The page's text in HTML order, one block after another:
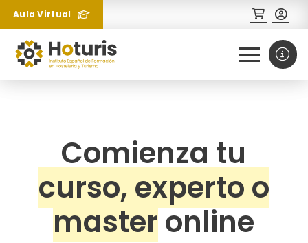
Aula Virtual
Comienza tu
curso, experto o
masteronline
¿Necesitas más información